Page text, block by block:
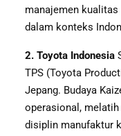
manajemen
dalam konteks
2. Toyota Indonesia
TPS (Toyota
Jepang. Budaya
operasional,
disiplin manufaktur